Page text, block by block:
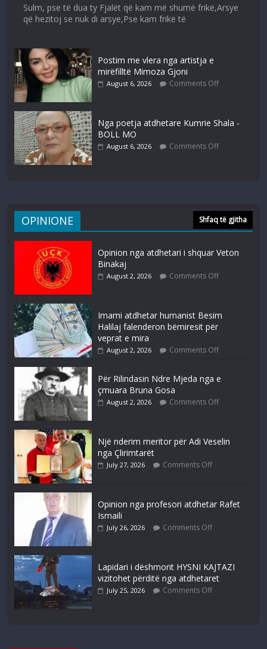
Sulm, pse të dua ty Fjalët që kam më shumë frikë,Arsye
që hezitoj se nuk di arsye,Pse kam frikë të
Postim me vlera nga artistja e
mirëfilltë Mimoza Gjoni
August 6, 2026 Comments Off
Nga poetja atdhetare Kumrie Shala -
BOLL MO
August 6, 2026 Comments Off
OPINIONE Shfaq të gjitha
Opinion nga atdhetari i shquar Veton
Binakaj
August 2, 2026 Comments Off
Imami atdhetar humanist Besim
Halilaj falenderon bëmiresit për
veprat e mira
August 2, 2026 Comments Off
Për Rilindasin Ndre Mjeda nga e
çmuara Bruna Gosa
August 2, 2026 Comments Off
Një nderim meritor për Adi Veselin
nga Çlirimtarët
July 27, 2026 Comments Off
Opinion nga profesori atdhetar Rafet
Ismaili
July 26, 2026 Comments Off
Lapidari i dëshmorit HYSNI KAJTAZI
vizitohet përditë nga atdhetaret
July 25, 2026 Comments Off